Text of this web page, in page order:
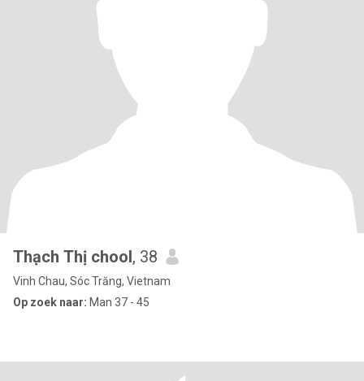
Thạch Thị chool, 38
Vinh Chau, Sóc Trăng, Vietnam
Op zoek naar: Man 37 - 45